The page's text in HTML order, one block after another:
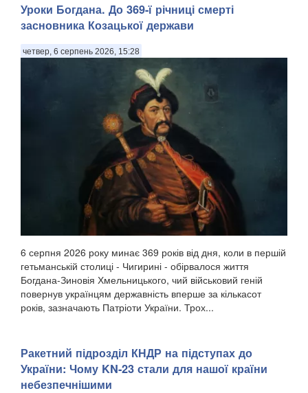
Уроки Богдана. До 369-ї річниці смерті
засновника Козацької держави
четвер, 6 серпень 2026, 15:28
6 серпня 2026 року минає 369 років від дня, коли в першій
гетьманській столиці - Чигирині - обірвалося життя
Богдана-Зиновія Хмельницького, чий військовий геній
повернув українцям державність вперше за кількасот
років, зазначають Патріоти України. Трох...
Ракетний підрозділ КНДР на підступах до
України: Чому KN-23 стали для нашої країни
небезпечнішими